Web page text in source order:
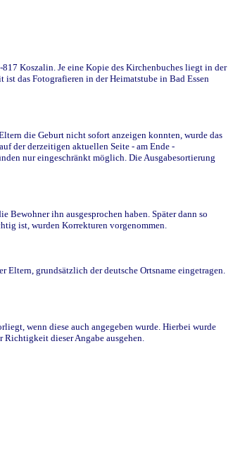
Koszalin. Je eine Kopie des Kirchenbuches liegt in der
das Fotografieren in der Heimatstube in Bad Essen
die Geburt nicht sofort anzeigen konnten, wurde das
der derzeitigen aktuellen Seite - am Ende -
nur eingeschränkt möglich. Die Ausgabesortierung
Bewohner ihn ausgesprochen haben. Später dann so
ist, wurden Korrekturen vorgenommen.
grundsätzlich der deutsche Ortsname eingetragen.
wenn diese auch angegeben wurde. Hierbei wurde
dieser Angabe ausgehen.